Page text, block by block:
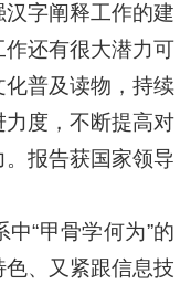
字阐释工作的建
还有很大潜力可
普及读物，持续
度，不断提高对
报告获国家领导
“甲骨学何为”的
、又紧跟信息技